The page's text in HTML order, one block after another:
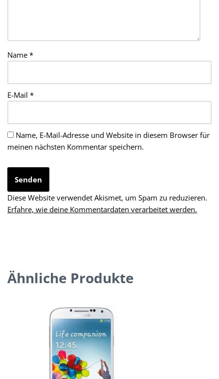
Name *
E-Mail *
Name, E-Mail-Adresse und Website in diesem Browser für
meinen nächsten Kommentar speichern.
Diese Website verwendet Akismet, um Spam zu reduzieren.
Erfahre, wie deine Kommentardaten verarbeitet werden.
Ähnliche Produkte